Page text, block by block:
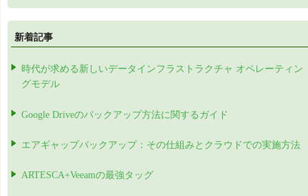
新着記事
時代が求める新しいデータインフラストラクチャ オペレーティン
グモデル
Google Driveのバックアップ方法に関するガイド
エアギャップバックアップ：その仕組みとクラウドでの実施方法
ARTESCA+Veeamの最強タッグ